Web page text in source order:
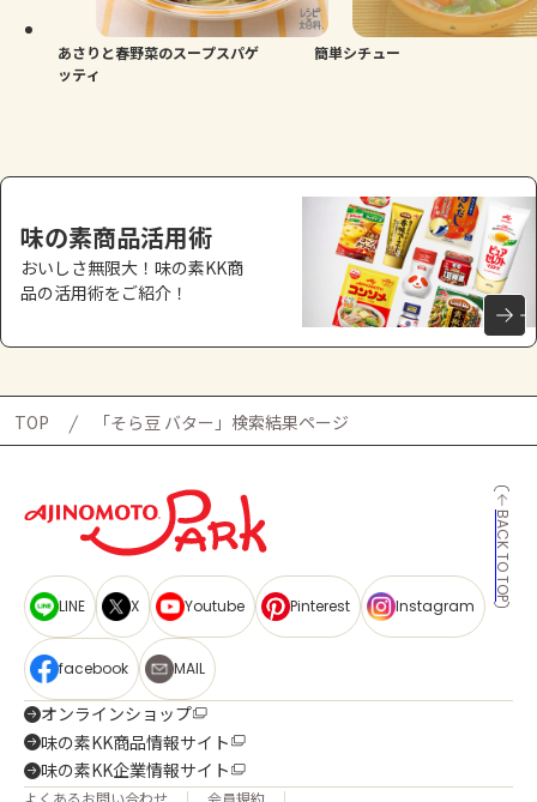
あさりと春野菜のスープスパゲ
ッティ
簡単シチュー
味の素商品活用術
おいしさ無限大！味の素KK商
品の活用術をご紹介！
TOP 「そら豆 バター」検索結果ページ
BACK TO TOP
LINE X Youtube Pinterest Instagram
facebook MAIL
オンラインショップ
味の素KK商品情報サイト
味の素KK企業情報サイト
よくあるお問い合わせ 会員規約